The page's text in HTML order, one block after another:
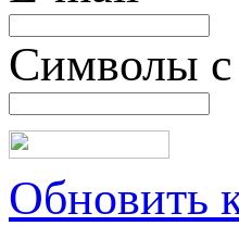
Символы с
Обновить